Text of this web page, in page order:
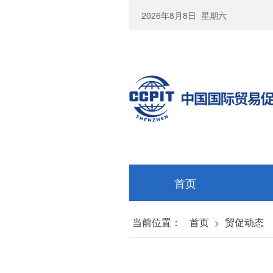
2026年8月8日 星期六
首页
当前位置： 首页 > 贸促动态